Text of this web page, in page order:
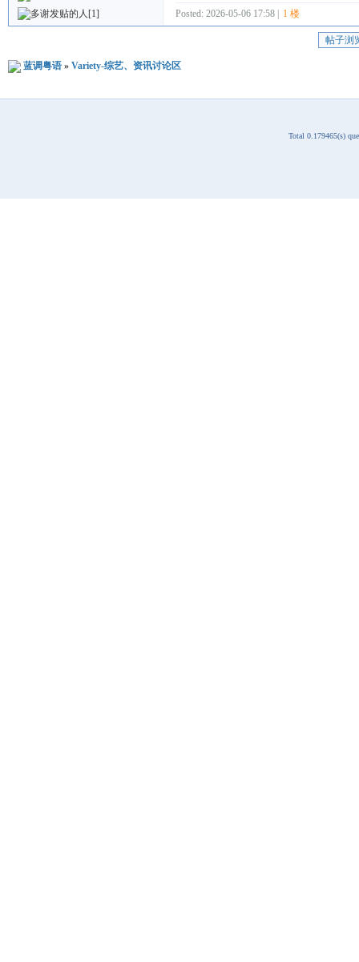
[1] Posted: 2026-05-06 17:58 | 1 楼
帖子浏
蓝调粤语» Variety-综艺、资讯讨论区
Total 0.179465(s)